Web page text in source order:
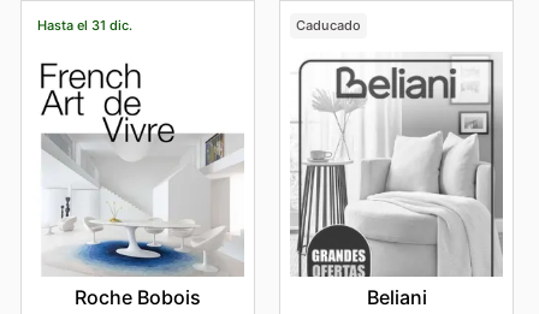
Hasta el 31 dic.
Roche Bobois
Caducado
Beliani